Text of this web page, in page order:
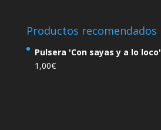
Productos recomendados
Pulsera 'Con sayas y a lo loco'
1,00€